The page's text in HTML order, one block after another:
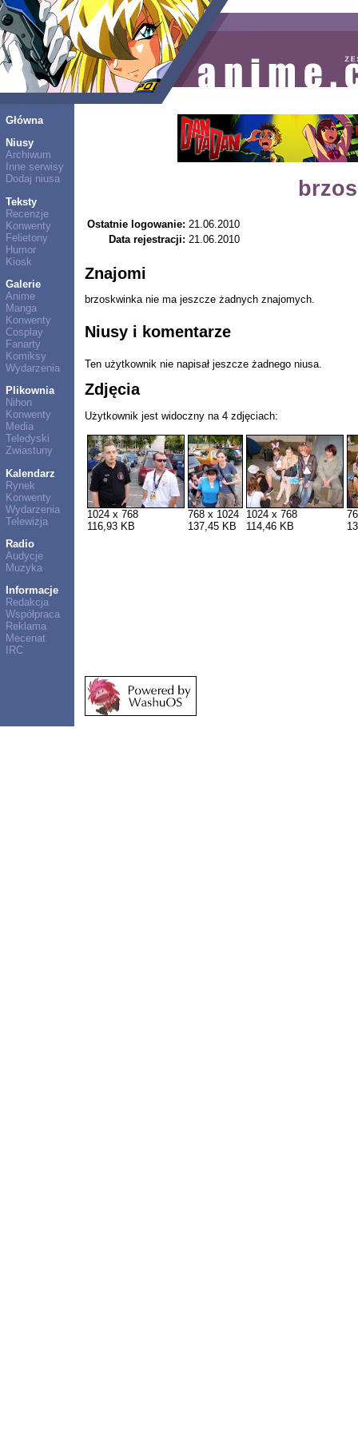
Główna
Niusy
Archiwum
Inne serwisy
Dodaj niusa
Teksty
Recenzje
Konwenty
Felietony
Humor
Kiosk
Galerie
Anime
Manga
Konwenty
Cosplay
Fanarty
Komiksy
Wydarzenia
Plikownia
Nihon
Konwenty
Media
Teledyski
Zwiastuny
Kalendarz
Rynek
Konwenty
Wydarzenia
Telewizja
Radio
Audycje
Muzyka
Informacje
Redakcja
Współpraca
Reklama
Mecenat
IRC
Ostatnie logowanie: 21.06.2010
Data rejestracji: 21.06.2010
Znajomi
brzoskwinka nie ma jeszcze żadnych znajomych.
Niusy i komentarze
Ten użytkownik nie napisał jeszcze żadnego niusa.
Zdjęcia
Użytkownik jest widoczny na 4 zdjęciach:
1024 x 768
116,93 KB
768 x 1024
137,45 KB
1024 x 768
114,46 KB